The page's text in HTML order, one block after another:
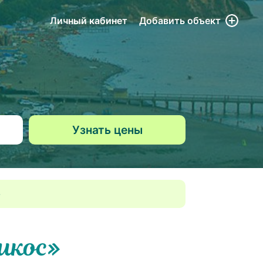
Личный кабинет Добавитьобъект